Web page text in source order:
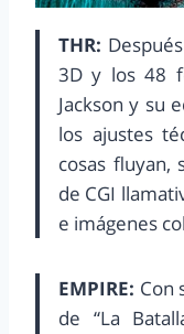
THR:
3D y los 48
Jackson y su
los ajustes
cosas fluyan,
de CGI
e imágenes
EMPIRE: Con
de “La